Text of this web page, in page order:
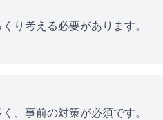
り考える必要があります。
、事前の対策が必須です。